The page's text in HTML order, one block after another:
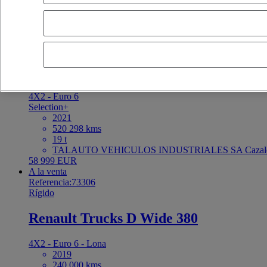
OK
Referencia:73328
Tractora
Renault Trucks T 480
4X2 - Euro 6
Selection+
2021
520 298 kms
19 t
TALAUTO VEHICULOS INDUSTRIALES SA
58 999 EUR
A la venta
Referencia:73306
Rígido
Renault Trucks D Wide 380
4X2 - Euro 6 - Lona
2019
240 000 kms